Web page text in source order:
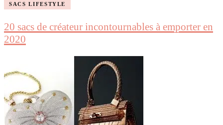
SACS LIFESTYLE
20 sacs de créateur incontournables à emporter en
2020